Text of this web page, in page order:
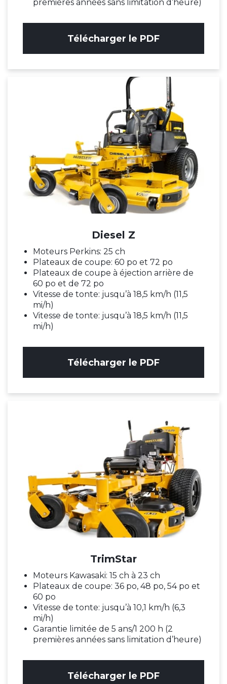
premières années sans limitation d’heure)
Télécharger le PDF
Diesel Z
Moteurs Perkins: 25 ch
Plateaux de coupe: 60 po et 72 po
Plateaux de coupe à éjection arrière de
60 po et de 72 po
Vitesse de tonte: jusqu’à 18,5 km/h (11,5
mi/h)
Vitesse de tonte: jusqu’à 18,5 km/h (11,5
mi/h)
Télécharger le PDF
TrimStar
Moteurs Kawasaki: 15 ch à 23 ch
Plateaux de coupe: 36 po, 48 po, 54 po et
60 po
Vitesse de tonte: jusqu’à 10,1 km/h (6,3
mi/h)
Garantie limitée de 5 ans/1 200 h (2
premières années sans limitation d’heure)
Télécharger le PDF